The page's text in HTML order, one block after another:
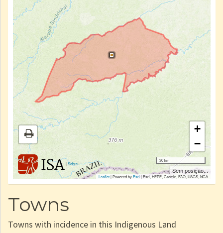
|Sobre
+
−
30 km
Sem posição...
Leaflet| Powered byEsri|Esri, HERE, Garmin, FAO, USGS, NGA
Towns
Towns with incidence in this Indigenous Land